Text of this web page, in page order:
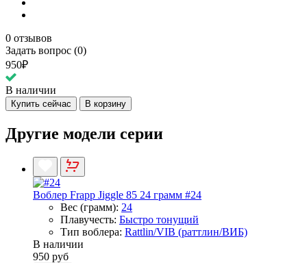
0 отзывов
Задать вопрос (0)
950₽
В наличии
Купить сейчас В корзину
Другие модели серии
Воблер Frapp Jiggle 85 24 грамм #24
Вес (грамм): 24
Плавучесть: Быстро тонущий
Тип воблера: Rattlin/VIB (раттлин/ВИБ)
В наличии
950 руб